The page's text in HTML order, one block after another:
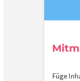
Füge